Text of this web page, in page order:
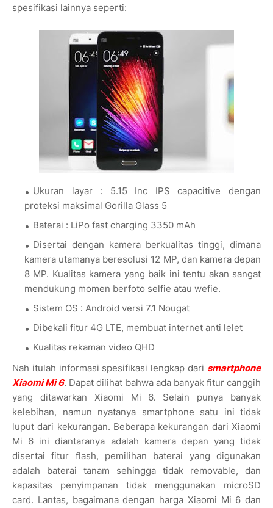
spesifikasi lainnya seperti:
Ukuran layar : 5.15 Inc IPS capacitive dengan
proteksi maksimal Gorilla Glass 5
Baterai : LiPo fast charging 3350 mAh
Disertai dengan kamera berkualitas tinggi, dimana
kamera utamanya beresolusi 12 MP, dan kamera depan
8 MP. Kualitas kamera yang baik ini tentu akan sangat
mendukung momen berfoto selfie atau wefie.
Sistem OS : Android versi 7.1 Nougat
Dibekali fitur 4G LTE, membuat internet anti lelet
Kualitas rekaman video QHD
Nah itulah informasi spesifikasi lengkap dari smartphone
Xiaomi Mi 6. Dapat dilihat bahwa ada banyak fitur canggih
yang ditawarkan Xiaomi Mi 6. Selain punya banyak
kelebihan, namun nyatanya smartphone satu ini tidak
luput dari kekurangan. Beberapa kekurangan dari Xiaomi
Mi 6 ini diantaranya adalah kamera depan yang tidak
disertai fitur flash, pemilihan baterai yang digunakan
adalah baterai tanam sehingga tidak removable, dan
kapasitas penyimpanan tidak menggunakan microSD
card. Lantas, bagaimana dengan harga Xiaomi Mi 6 dan